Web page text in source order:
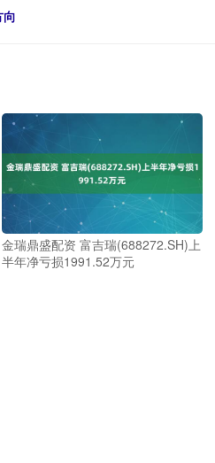
金瑞鼎盛配资 富吉瑞(688272.SH)上
半年净亏损1991.52万元